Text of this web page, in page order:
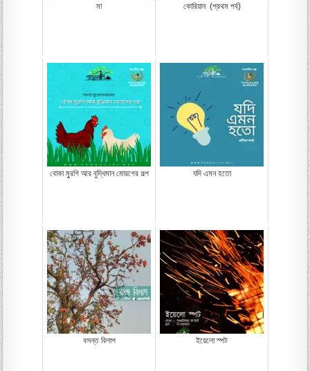
মা কোরিয়ান (প্রথম পর্ব)
বোকা মু্রগি আর বুদ্ধিমান মোরগের গল্প যদি এমন হতো
বসন্ত বিলাপ ইয়েলো স্পট